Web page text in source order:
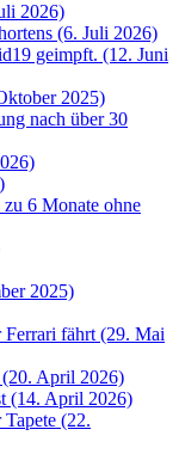
2026)
(6. Juli 2026)
geimpft. (12. Juni
2025)
nach über 30
6 Monate ohne
2025)
Ferrari fährt (29. Mai
(20. April 2026)
(14. April 2026)
(22.